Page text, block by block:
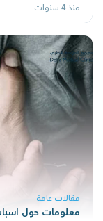
منذ 4 سنوات
مقالات عامة
معلومات حول